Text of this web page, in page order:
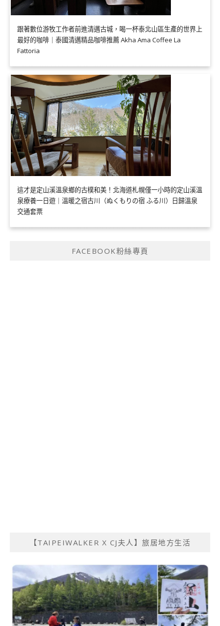
跟著數位游牧工作者前進清邁古城，喝一杯泰北山區生產的世界上
最好的咖啡｜泰國清邁精品咖啡推薦 Akha Ama Coffee La
Fattoria
這才是定山溪溫泉鄉的古樸和美！北海道札幌僅一小時的定山溪溫
泉療養一日遊｜溫暖之宿古川（ぬくもりの宿 ふる川）日歸溫泉
交通套票
FACEBOOK粉絲專頁
【TAIPEIWALKER X CJ夫人】旅居地方生活